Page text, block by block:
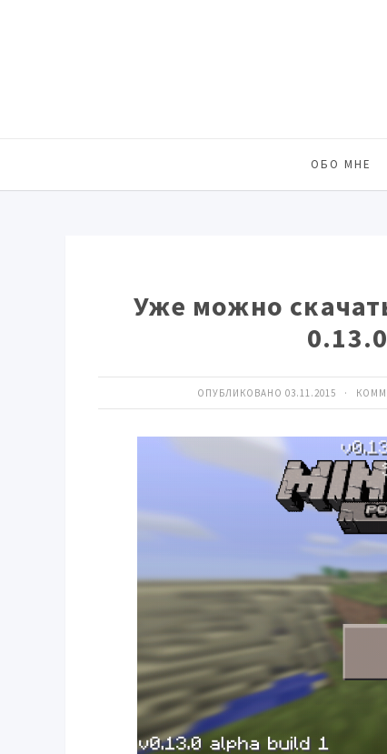
ОБО МНЕ
Уже можно
ОПУБЛИКОВАНО 03.11.2015 ·